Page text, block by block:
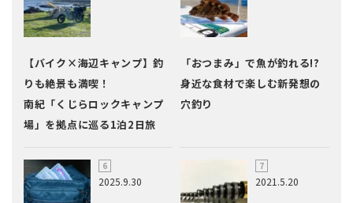
【バイク×海辺キャンプ】釣
りも絶景も満喫！
南紀「くじらロックキャンプ
場」を拠点に巡る1泊2日旅
「おつまみ」で魚が釣れる!?
身近な食材で楽しむ新発想の
穴釣り
2025.9.30 2021.5.20